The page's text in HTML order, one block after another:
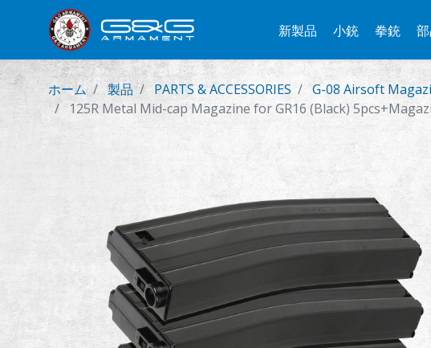
新製品 小銃 拳銃
ホーム 製品 PARTS & ACCESSORIES
G-08 Airsoft
125R Metal Mid-cap Magazine for GR16 (Black)